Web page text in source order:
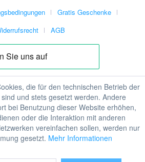
Gratis Geschenke
AGB
die für den technischen Betrieb der
und stets gesetzt werden. Andere
bei Benutzung dieser Website erhöhen,
oder die Interaktion mit anderen
vereinfachen sollen, werden nur
gesetzt. Mehr Informationen